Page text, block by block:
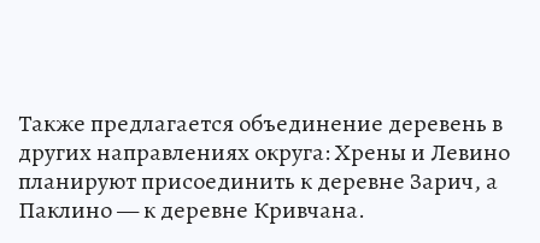
Также предлагается объединение деревень в
других направлениях округа: Хрены и Левино
планируют присоединить к деревне Зарич, а
Паклино — к деревне Кривчана.